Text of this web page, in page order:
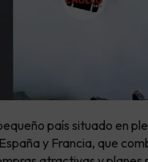
país situado en
y Francia, que